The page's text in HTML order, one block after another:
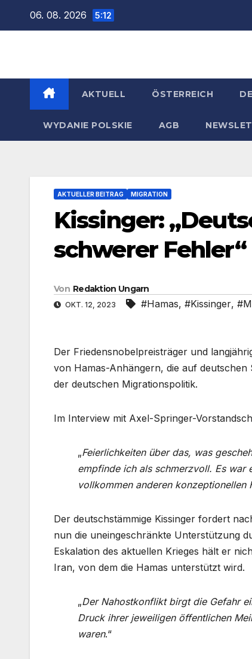
06. 08. 2026 5:12
AKTUELL ÖSTERREICH
WYDANIE POLSKIE AGB
AKTUELLER BEITRAG MIGRATION
Kissinger:
schwerer Fehler“
Von Redaktion Ungarn
OKT. 12, 2023 #Hamas, #Kissinger,
Der Friedensnobelpreisträger und
von Hamas-Anhängern, die auf
der deutschen Migrationspolitik.
Im Interview mit Axel-Springer-
„Feierlichkeiten über das, was
empfinde ich als schmerzvoll. Es war
vollkommen anderen konzeptionellen
Der deutschstämmige Kissinger fordert
nun die uneingeschränkte Unterstützung
Eskalation des aktuellen Krieges hält er
Iran, von dem die Hamas unterstützt wird.
„Der Nahostkonflikt birgt die Gefahr
Druck ihrer jeweiligen öffentlichen
waren.“